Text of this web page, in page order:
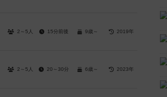
2～5人 15分前後 9歳～ 2019年
2～5人 20～30分 6歳～ 2023年